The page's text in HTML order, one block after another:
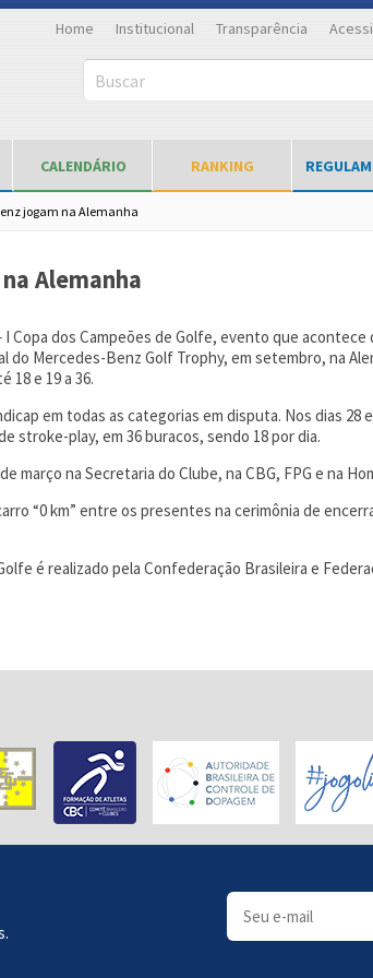
Home Institucional Transparência
Buscar
CALENDÁRIO RANKING
jogam na Alemanha
Alemanha
dos Campeões de Golfe, evento que acontece
Mercedes-Benz Golf Trophy, em setembro, na
18 e 19 a 36.
em todas as categorias em disputa. Nos dias
stroke-play, em 36 buracos, sendo 18 por dia.
março na Secretaria do Clube, na CBG, FPG e na
“0 km” entre os presentes na cerimônia de
é realizado pela Confederação Brasileira e